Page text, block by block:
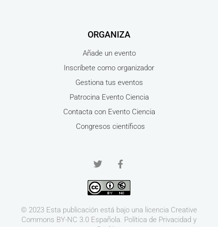
ORGANIZA
Añade un evento
Inscríbete como organizador
Gestiona tus eventos
Patrocina Evento Ciencia
Contacta con Evento Ciencia
Congresos científicos
© 2023 Esta publicación está bajo una licencia Creative
Commons BY-NC 3.0 Española. Política de Privacidad y